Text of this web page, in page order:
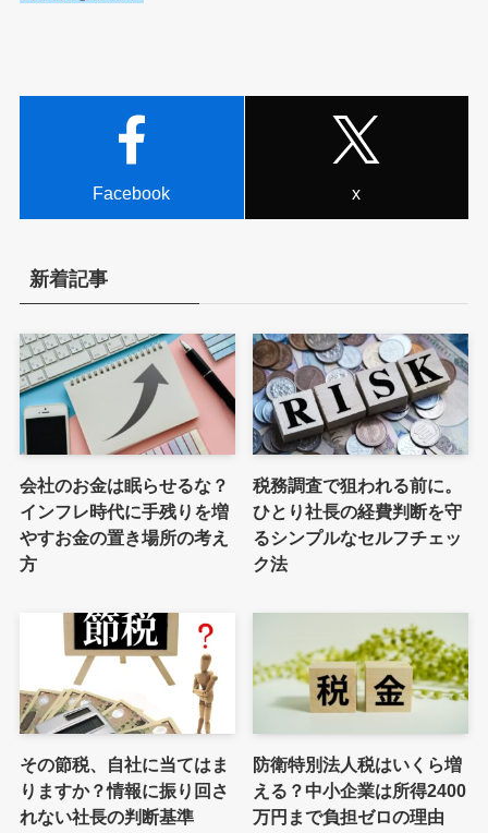
Facebook x
新着記事
会社のお金は眠らせるな？
インフレ時代に手残りを増
やすお金の置き場所の考え
方
税務調査で狙われる前に。
ひとり社長の経費判断を守
るシンプルなセルフチェッ
ク法
その節税、自社に当てはま
りますか？情報に振り回さ
れない社長の判断基準
防衛特別法人税はいくら増
える？中小企業は所得2400
万円まで負担ゼロの理由